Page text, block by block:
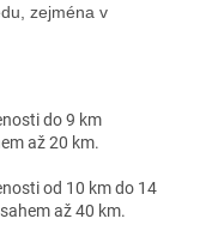
zejména v
do 9 km
až 20 km.
od 10 km do 14
až 40 km.